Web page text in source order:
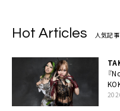
Hot Articles 人気記事
『
ー